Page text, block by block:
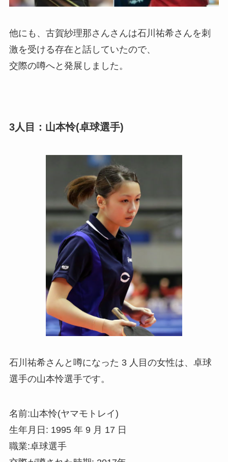
他にも、古賀紗理那さんさんは石川祐希さんを刺
激を受ける存在と話していたので、
交際の噂へと発展しました。
3人目：山本怜(卓球選手)
石川祐希さんと噂になった 3 人目の女性は、卓球
選手の山本怜選手です。
名前:山本怜(ヤマモトレイ)
生年月日: 1995 年 9 月 17 日
職業:卓球選手